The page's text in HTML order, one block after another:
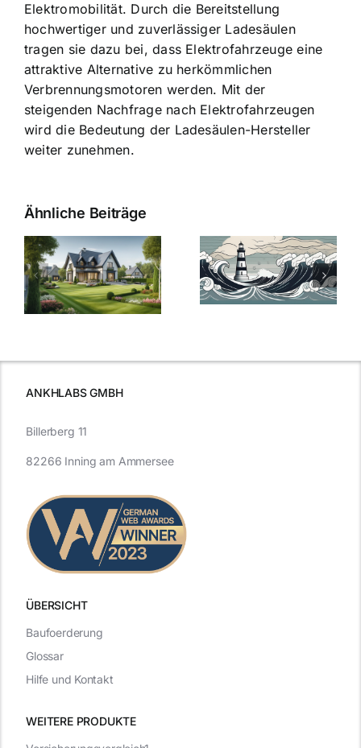
Elektromobilität. Durch die Bereitstellung
hochwertiger und zuverlässiger Ladesäulen
tragen sie dazu bei, dass Elektrofahrzeuge eine
attraktive Alternative zu herkömmlichen
Verbrennungsmotoren werden. Mit der
steigenden Nachfrage nach Elektrofahrzeugen
wird die Bedeutung der Ladesäulen-Hersteller
weiter zunehmen.
Ähnliche Beiträge
Bauzinsen im
Sturm: Die
aktuelle
Entwicklung
Die Evolution
der
Bauzinsen: Ein
Blick in die
ANKHLABS GMBH
ÜBERSICHT
WEITERE PRODUKTE
Billerberg 11
82266 Inning am Ammersee
Baufoerderung
Glossar
Hilfe und Kontakt